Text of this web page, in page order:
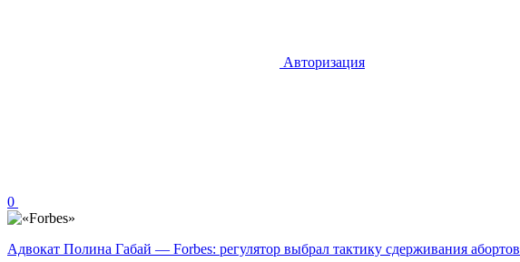
Авторизация
0
Адвокат Полина Габай — Forbes: регулятор выбрал тактику сдерживания абортов